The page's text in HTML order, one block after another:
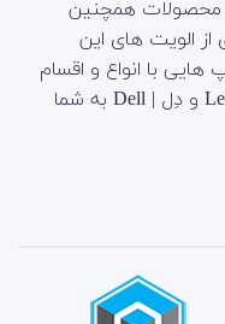
محصولات همچنین
الویت های این
با انواع و اقسام
برندهایی نظیر اچ پی | HP لنوو | Lenovo و دِل | Dell به شما